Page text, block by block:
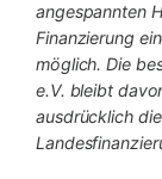
angespannten
Finanzierung
möglich. Die
e.V. bleibt
ausdrücklich